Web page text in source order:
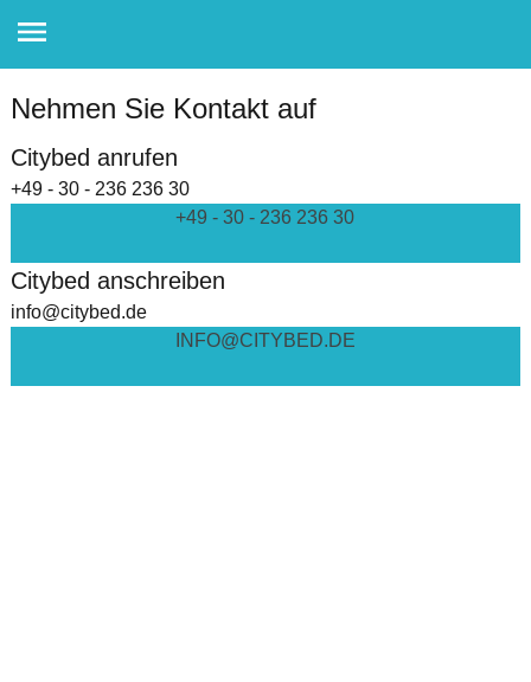
Nehmen Sie Kontakt auf
Citybed anrufen
+49 - 30 - 236 236 30
+49 - 30 - 236 236 30
Citybed anschreiben
info@citybed.de
INFO@CITYBED.DE